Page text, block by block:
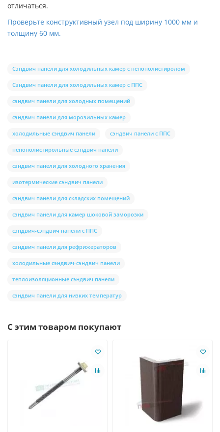
отличаться.
Проверьте конструктивный узел под ширину 1000 мм и
толщину 60 мм.
Сэндвич панели для холодильных камер с пенополистиролом
Сэндвич панели для холодильных камер с ППС
сэндвич панели для холодных помещений
сэндвич панели для морозильных камер
холодильные сэндвич панели сэндвич панели с ППС
пенополистирольные сэндвич панели
сэндвич панели для холодного хранения
изотермические сэндвич панели
сэндвич панели для складских помещений
сэндвич панели для камер шоковой заморозки
сэндвич-сэндвич панели с ППС
сэндвич панели для рефрижераторов
холодильные сэндвич-сэндвич панели
теплоизоляционные сэндвич панели
сэндвич панели для низких температур
С этим товаром покупают